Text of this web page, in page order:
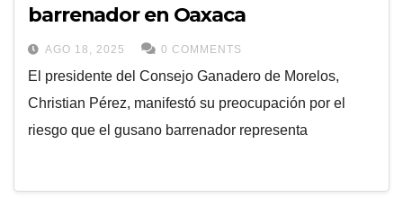
barrenador en Oaxaca
AGO 18, 2025 0 COMMENTS
El presidente del Consejo Ganadero de Morelos,
Christian Pérez, manifestó su preocupación por el
riesgo que el gusano barrenador representa